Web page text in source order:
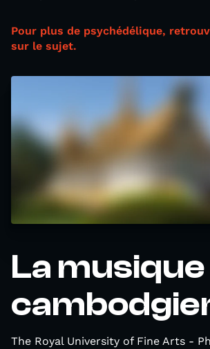
Pour plus de psychédélique,
sur le sujet.
La musique
The Royal University of Fine Arts -